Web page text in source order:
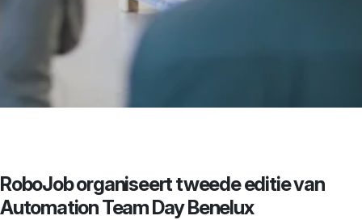
RoboJob organiseert tweede editie van
Automation Team Day Benelux